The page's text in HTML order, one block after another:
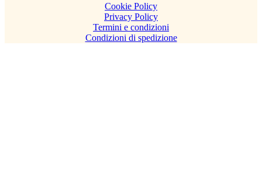
Cookie Policy
Privacy Policy
Termini e condizioni
Condizioni di spedizione